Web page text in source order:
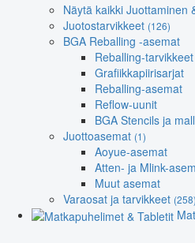
Näytä kaikki Juottaminen
Juotostarvikkeet (126)
BGA Reballing -asemat
Reballing-tarvikkeet
Grafiikkapiirisarjat
Reballing-asemat
Reflow-uunit
BGA Stencils ja
Juottoasemat (1)
Aoyue-asemat
Atten- ja Mlink-
Muut asemat
Varaosat ja tarvikkeet (258)